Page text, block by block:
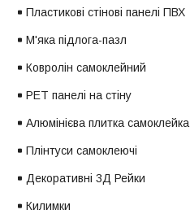
Пластикові стінові панелі ПВХ
М'яка підлога-пазл
Ковролін самоклейний
PET панелі на стіну
Алюмінієва плитка самоклейка
Плінтуси самоклеючі
Декоративні 3Д Рейки
Килимки